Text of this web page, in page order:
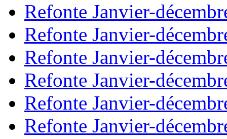
Refonte Janvier-
Refonte Janvier-
Refonte Janvier-
Refonte Janvier-
Refonte Janvier-
Refonte Janvier-